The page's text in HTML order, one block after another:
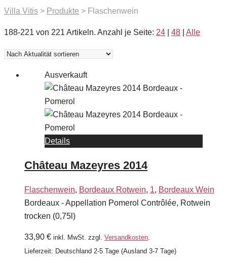
Villa Vitis > Produkte > Flaschenwein
188-221 von 221 Artikeln. Anzahl je Seite: 24 48 Alle
Ausverkauft
Details
Château Mazeyres 2014
Flaschenwein, Bordeaux Rotwein, 1, Bordeaux Wein
Bordeaux - Appellation Pomerol Contrôlée, Rotwein
trocken (0,75l)
33,90 € inkl. MwSt. zzgl. Versandkosten
Lieferzeit: Deutschland 2-5 Tage (Ausland 3-7 Tage)